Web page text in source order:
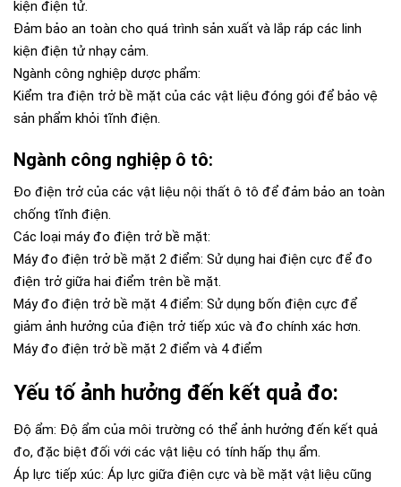
kiện điện tử.
Đảm bảo an toàn cho quá trình sản xuất và lắp ráp các linh
kiện điện tử nhạy cảm.
Ngành công nghiệp dược phẩm:
Kiểm tra điện trở bề mặt của các vật liệu đóng gói để bảo vệ
sản phẩm khỏi tĩnh điện.
Ngành công nghiệp ô tô:
Đo điện trở của các vật liệu nội thất ô tô để đảm bảo an toàn
chống tĩnh điện.
Các loại máy đo điện trở bề mặt:
Máy đo điện trở bề mặt 2 điểm: Sử dụng hai điện cực để đo
điện trở giữa hai điểm trên bề mặt.
Máy đo điện trở bề mặt 4 điểm: Sử dụng bốn điện cực để
giảm ảnh hưởng của điện trở tiếp xúc và đo chính xác hơn.
Máy đo điện trở bề mặt 2 điểm và 4 điểm
Yếu tố ảnh hưởng đến kết quả đo:
Độ ẩm: Độ ẩm của môi trường có thể ảnh hưởng đến kết quả
đo, đặc biệt đối với các vật liệu có tính hấp thụ ẩm.
Áp lực tiếp xúc: Áp lực giữa điện cực và bề mặt vật liệu cũng